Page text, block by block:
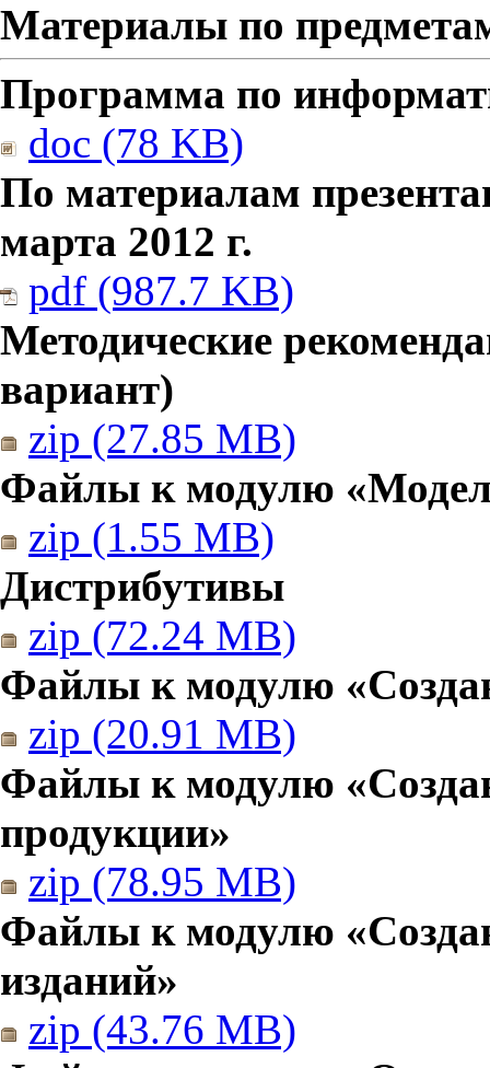
Материалы по
Программа по
doc (78 KB)
По материалам
марта 2012 г.
pdf (987.7 KB)
Методические
вариант)
zip (27.85 MB)
Файлы к модулю
zip (1.55 MB)
Дистрибутивы
zip (72.24 MB)
Файлы к модулю
zip (20.91 MB)
Файлы к модулю
продукции»
zip (78.95 MB)
Файлы к модулю
изданий»
zip (43.76 MB)